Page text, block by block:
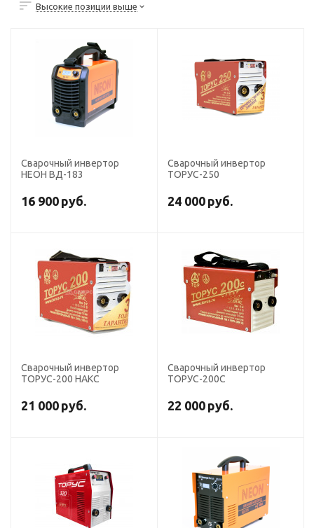
Высокие позиции выше
Сварочный инвертор
НЕОН ВД-183
16 900 руб.
Сварочный инвертор
ТОРУС-250
24 000 руб.
Сварочный инвертор
ТОРУС-200 НАКС
21 000 руб.
Сварочный инвертор
ТОРУС-200С
22 000 руб.